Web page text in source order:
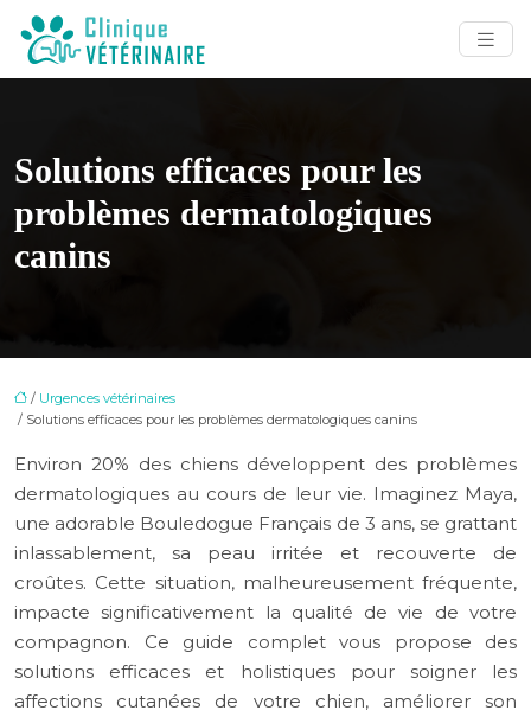
Solutions efficaces pour les
problèmes dermatologiques
canins
/ Urgences vétérinaires
/ Solutions efficaces pour les problèmes dermatologiques canins
Environ 20% des chiens développent des problèmes
dermatologiques au cours de leur vie. Imaginez Maya,
une adorable Bouledogue Français de 3 ans, se grattant
inlassablement, sa peau irritée et recouverte de
croûtes. Cette situation, malheureusement fréquente,
impacte significativement la qualité de vie de votre
compagnon. Ce guide complet vous propose des
solutions efficaces et holistiques pour soigner les
affections cutanées de votre chien, améliorer son